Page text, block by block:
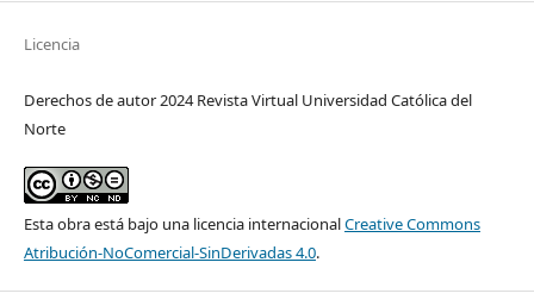
Licencia
Derechos de autor 2024 Revista Virtual Universidad Católica del
Norte
Esta obra está bajo una licencia internacionalCreative Commons
Atribución-NoComercial-SinDerivadas 4.0.